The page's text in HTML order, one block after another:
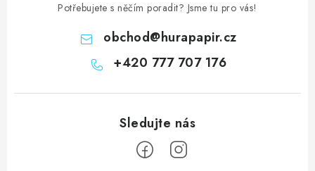
Potřebujete s něčím poradit? Jsme tu pro vás!
obchod@hurapapir.cz
+420 777 707 176